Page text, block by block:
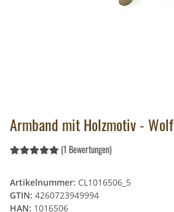
Armband mit Holzmotiv - Wolf
(1 Bewertungen)
Artikelnummer: CL1016506_5
GTIN: 4260723949994
HAN: 1016506